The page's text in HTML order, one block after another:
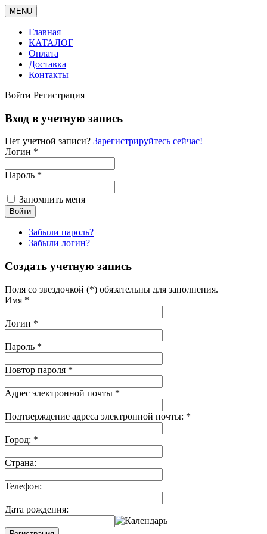
MENU
Главная
КАТАЛОГ
Оплата
Доставка
Контакты
Войти Регистрация
Вход в учетную запись
Нет учетной записи? Зарегистрируйтесь сейчас!
Логин *
Пароль *
Запомнить меня
Забыли пароль?
Забыли логин?
Создать учетную запись
Поля со звездочкой (*) обязательны для заполнения.
Имя *
Логин *
Пароль *
Повтор пароля *
Адрес электронной почты *
Подтверждение адреса электронной почты: *
Город: *
Страна:
Телефон:
Дата рождения: